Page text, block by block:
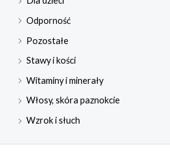
Odporność
Pozostałe
Stawy i kości
Witaminy i minerały
Włosy, skóra paznokcie
Wzrok i słuch